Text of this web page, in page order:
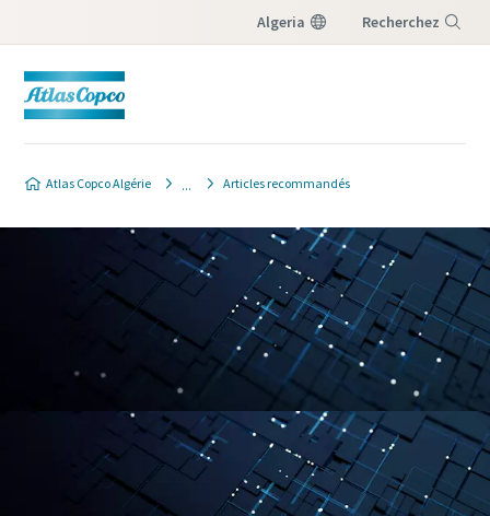
Algeria Recherchez
Atlas Copco Algérie Articles recommandés